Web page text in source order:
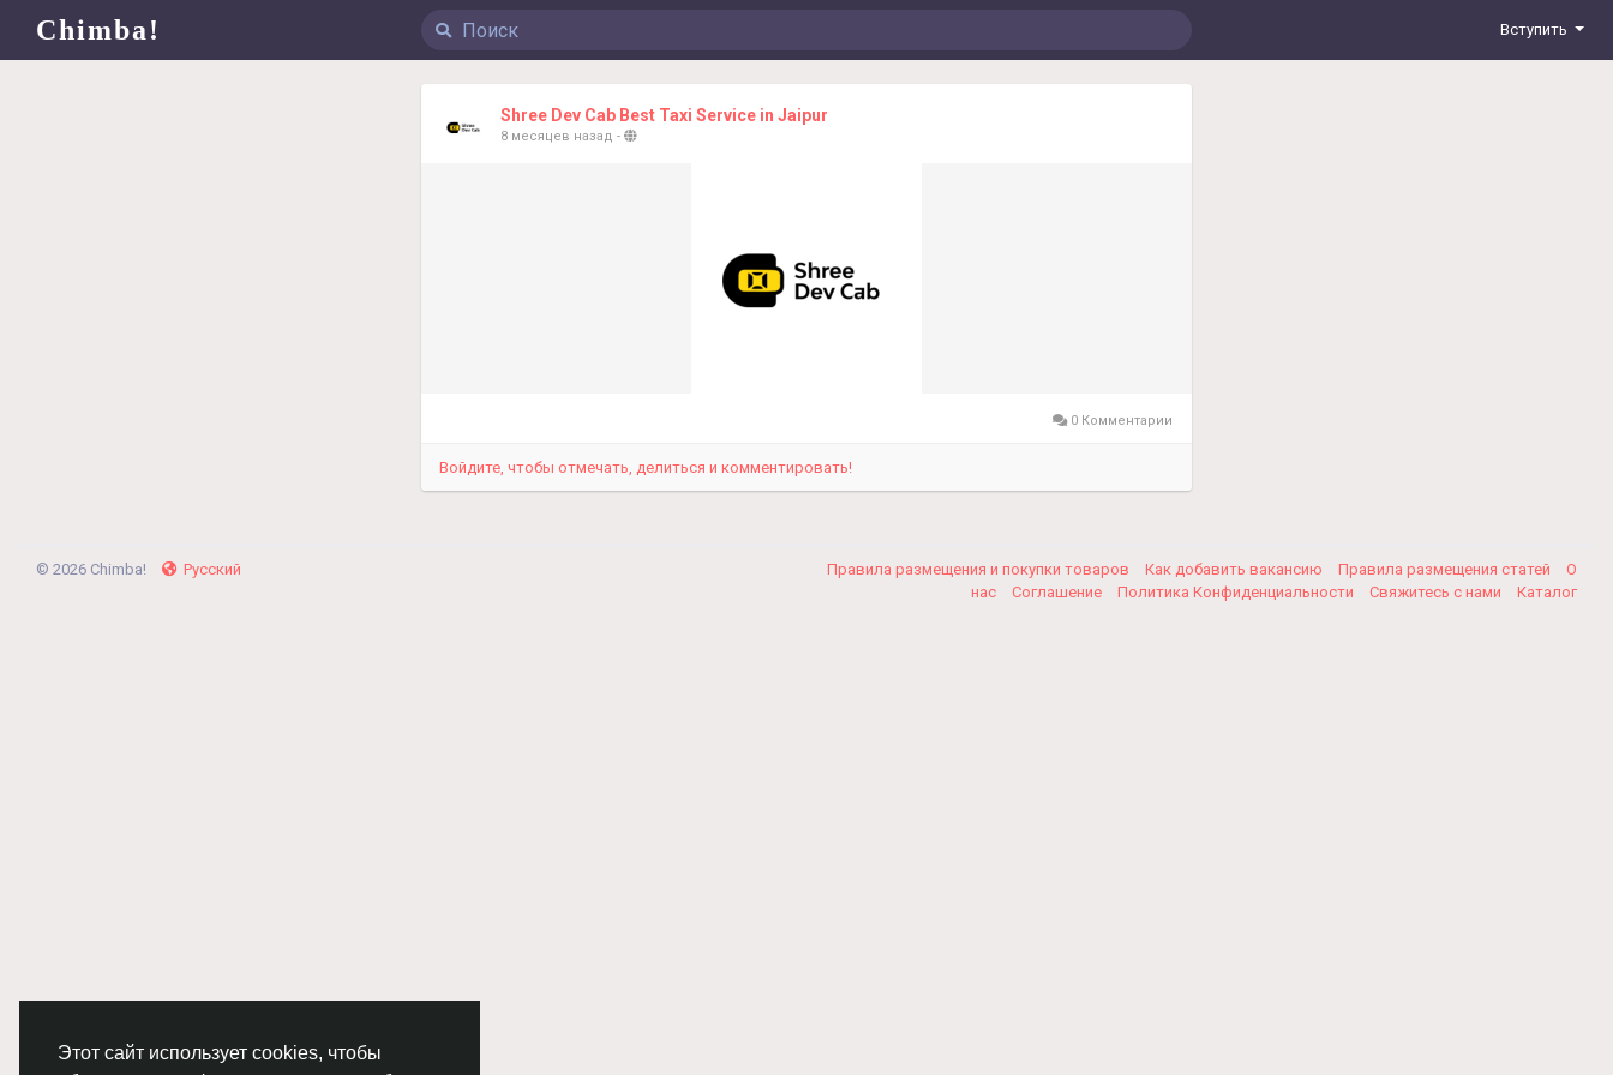
Этот сайт использует cookies, чтобы
Chimba! Вступить
Shree Dev Cab Best Taxi Service in Jaipur
8 месяцев назад -
0 Комментарии
Войдите, чтобы отмечать, делиться и комментировать!
© 2026 Chimba! Русский Правила размещения и покупки товаров Как добавить вакансию Правила размещения статей
О
нас
Соглашение Политика Конфиденциальности Свяжитесь с нами Каталог